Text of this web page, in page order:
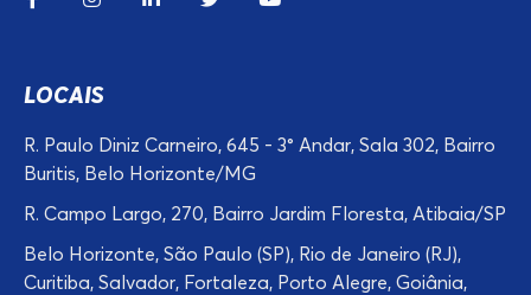
LOCAIS
R. Paulo Diniz Carneiro, 645 - 3° Andar, Sala 302, Bairro
Buritis, Belo Horizonte/MG
R. Campo Largo, 270, Bairro Jardim Floresta, Atibaia/SP
Belo Horizonte, São Paulo (SP), Rio de Janeiro (RJ),
Curitiba, Salvador, Fortaleza, Porto Alegre, Goiânia,